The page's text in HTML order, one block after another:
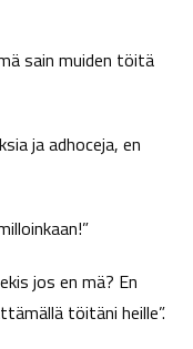
sain muiden töitä
ja adhoceja, en
jos en mä? En
töitäni heille”.